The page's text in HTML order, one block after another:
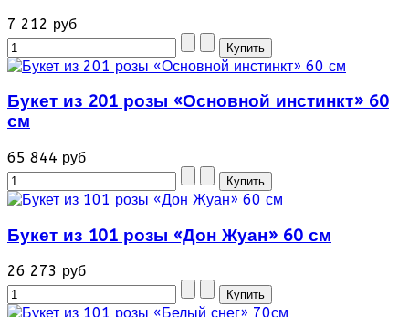
7 212 руб
Букет из 201 розы «Основной инстинкт» 60
см
65 844 руб
Букет из 101 розы «Дон Жуан» 60 см
26 273 руб